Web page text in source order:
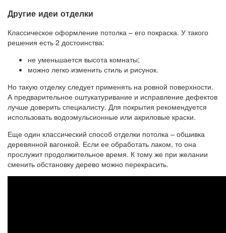
Другие идеи отделки
Классическое оформление потолка – его покраска. У такого
решения есть 2 достоинства:
не уменьшается высота комнаты;
можно легко изменить стиль и рисунок.
Но такую отделку следует применять на ровной поверхности.
А предварительное оштукатуривание и исправление дефектов
лучше доверить специалисту. Для покрытия рекомендуется
использовать водоэмульсионные или акриловые краски.
Еще один классический способ отделки потолка – обшивка
деревянной вагонкой. Если ее обработать лаком, то она
прослужит продолжительное время. К тому же при желании
сменить обстановку дерево можно перекрасить.